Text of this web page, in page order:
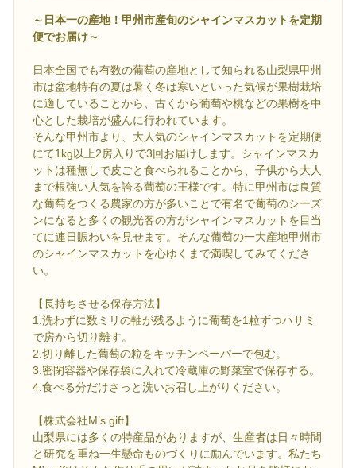
～日本一の産地！甲州市産旬のシャインマスカットを定期
便でお届け～
日本全国でも有数の葡萄の産地として知られる山梨県甲州
市は盆地特有の夏は暑く冬は寒いといった気候が果樹栽培
に適していることから、古くから葡萄や桃などの果樹を中
心とした栽培が盛んに行われています。
そんな甲州市より、大人気のシャインマスカットを定期便
にて1kg以上2房入りで3回お届けします。シャインマスカ
ットは種無しで皮ごと食べられることから、子供から大人
まで根強い人気を誇る葡萄の王様です。特に甲州市は良質
な葡萄をつくる農家の方が多いことで有名で葡萄のシーズ
ンになると多くの観光客の方がシャインマスカットを目当
てに連日賑わいを見せます。そんな葡萄の一大産地甲州市
のシャインマスカットを心ゆくまで満喫してみてくださ
い。
【長持ちさせる保存方法】
1.洗わずに数ミリの軸が残るように葡萄を1粒ずつハサミ
で房から切り離す。
2.切り離した葡萄の粒をキッチンペーパーで包む。
3.密閉容器や保存袋に入れて冷蔵庫の野菜室で保存する。
4.食べる分だけさっと洗いお召し上がりください。
【株式会社M’s gift】
山梨県には多くの特産品がありますが、生産者は日々時間
と研究を重ね一生懸命ものづくりに励んでいます。私たち